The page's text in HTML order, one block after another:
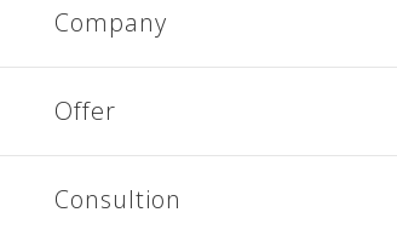
Company
Offer
Consultion